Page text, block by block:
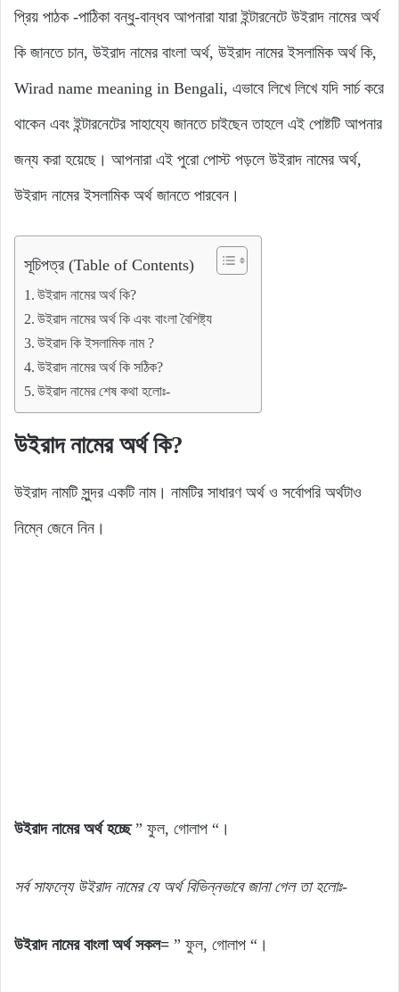
প্রিয় পাঠক -পাঠিকা বন্ধু-বান্ধব আপনারা যারা ইন্টারনেটে উইরাদ নামের অর্থ
কি জানতে চান, উইরাদ নামের বাংলা অর্থ, উইরাদ নামের ইসলামিক অর্থ কি,
Wirad name meaning in Bengali, এভাবে লিখে লিখে যদি সার্চ করে
থাকেন এবং ইন্টারনেটের সাহায্যে জানতে চাইছেন তাহলে এই পোষ্টটি আপনার
জন্য করা হয়েছে। আপনারা এই পুরো পোস্ট পড়লে উইরাদ নামের অর্থ,
উইরাদ নামের ইসলামিক অর্থ জানতে পারবেন।
সূচিপত্র (Table of Contents)
উইরাদ নামের অর্থ কি?
উইরাদ নামের অর্থ কি এবং বাংলা বৈশিষ্ট্য
উইরাদ কি ইসলামিক নাম ?
উইরাদ নামের অর্থ কি সঠিক?
উইরাদ নামের শেষ কথা হলোঃ-
উইরাদ নামের অর্থ কি?
উইরাদ নামটি সুন্দর একটি নাম। নামটির সাধারণ অর্থ ও সর্বোপরি অর্থটাও
নিম্নে জেনে নিন।
উইরাদ নামের অর্থ হচ্ছে” ফুল, গোলাপ “।
সর্ব সাফল্যে উইরাদ নামের যে অর্থ বিভিন্নভাবে জানা গেল তা হলোঃ-
উইরাদ নামের বাংলা অর্থ সকল= ” ফুল, গোলাপ “।